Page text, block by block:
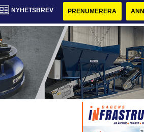
NYHETSBREV PRENUMERERA